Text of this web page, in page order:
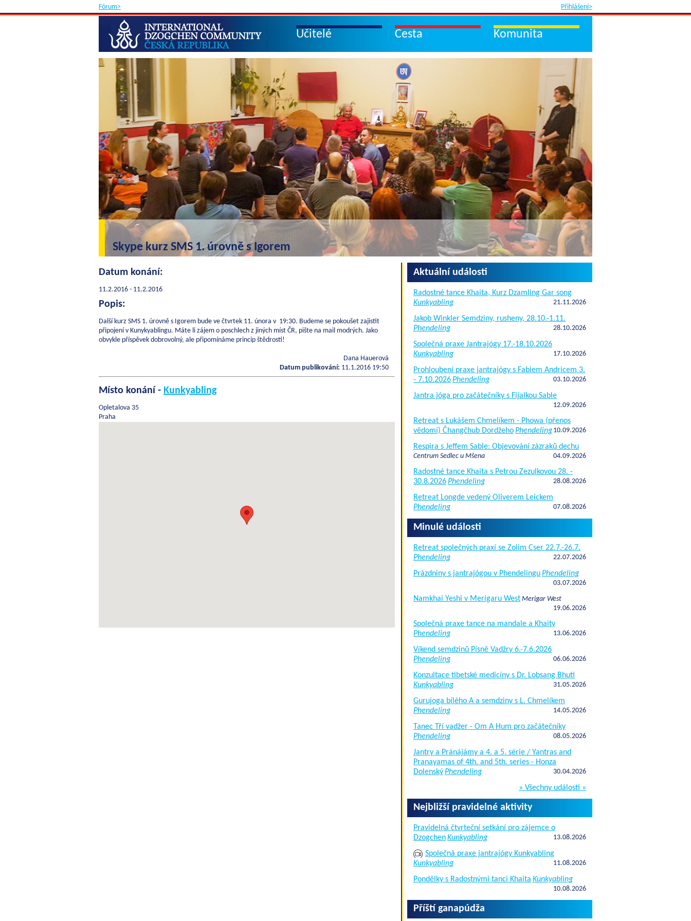
Fórum> Přihlášení>
Učitelé Cesta Komunita
Skype kurz SMS 1. úrovně s Igorem
Datum konání:
11.2.2016 - 11.2.2016
Popis:
Další kurz SMS 1. úrovně s Igorem bude ve čtvrtek 11. února v 19:30. Budeme se pokoušet zajistit
připojení v Kunykyablingu. Máte li zájem o poschlech z jiných míst ČR, pište na mail modrých. Jako
obvykle příspěvek dobrovolný, ale připomínáme princip štědrosti!
Dana Hauerová
Datum publikování: 11.1.2016 19:50
Místo konání - Kunkyabling
Opletalova 35
Praha
Aktuální události
Radostné tance Khaita, Kurz Dzamling Gar song
Kunkyabling
21.11.2026
Jakob Winkler Semdziny, rusheny, 28.10.-1.11.
Phendeling
28.10.2026
Společná praxe Jantrajógy 17.-18.10.2026
Kunkyabling
17.10.2026
Prohloubení praxe jantrajógy s Fabiem Andricem 3.
- 7.10.2026Phendeling 03.10.2026
Jantra jóga pro začátečníky s Fijalkou Sable
12.09.2026
Retreat s Lukášem Chmelíkem - Phowa (přenos
vědomí) Čhangčhub DordžehoPhendeling 10.09.2026
Respira s Jeffem Sable: Objevování zázraků dechu
Centrum Sedlec u Mšena 04.09.2026
Radostné tance Khaita s Petrou Zezulkovou 28. -
30.8.2026Phendeling 28.08.2026
Retreat Longde vedený Oliverem Leickem
Phendeling
07.08.2026
Minulé události
Retreat společných praxí se Zolim Cser 22.7.-26.7.
Phendeling
22.07.2026
Prázdniny s jantrajógou v PhendelinguPhendeling
03.07.2026
Namkhai Yeshi v Merigaru West Merigar West
19.06.2026
Společná praxe tance na mandale a Khaity
Phendeling
13.06.2026
Víkend semdzinů Písně Vadžry 6.-7.6.2026
Phendeling
06.06.2026
Konzultace tibetské medicíny s Dr. Lobsang Bhuti
Kunkyabling
31.05.2026
Gurujoga bílého A a semdziny s L. Chmelíkem
Phendeling
14.05.2026
Tanec Tří vadžer - Om A Hum pro začátečníky
Phendeling
08.05.2026
Jantry a Pránájámy a 4. a 5. série / Yantras and
Pranayamas of 4th. and 5th. series - Honza
DolenskýPhendeling 30.04.2026
» Všechny události »
Nejbližší pravidelné aktivity
Pravidelná čtvrteční setkání pro zájemce o
DzogchenKunkyabling 13.08.2026
Společná praxe jantrajógy Kunkyabling
Kunkyabling
11.08.2026
Pondělky s Radostnými tanci Khaita Kunkyabling
10.08.2026
Příští ganapúdža